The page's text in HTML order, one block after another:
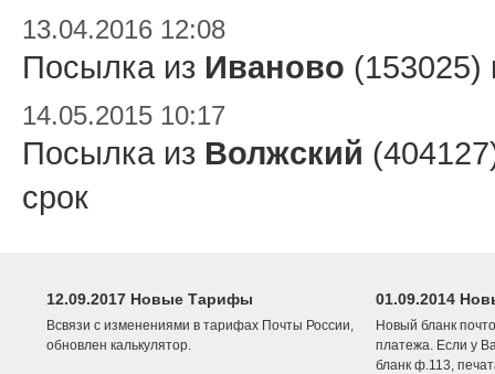
13.04.2016 12:08
Посылка из Иваново
14.05.2015 10:17
Посылка из Волжский
срок
12.09.2017 Новые Тарифы
Всвязи с изменениями в тарифах Почты России,
обновлен калькулятор.
01.09.2014
Новый бланк
платежа. Если у
бланк ф.113,